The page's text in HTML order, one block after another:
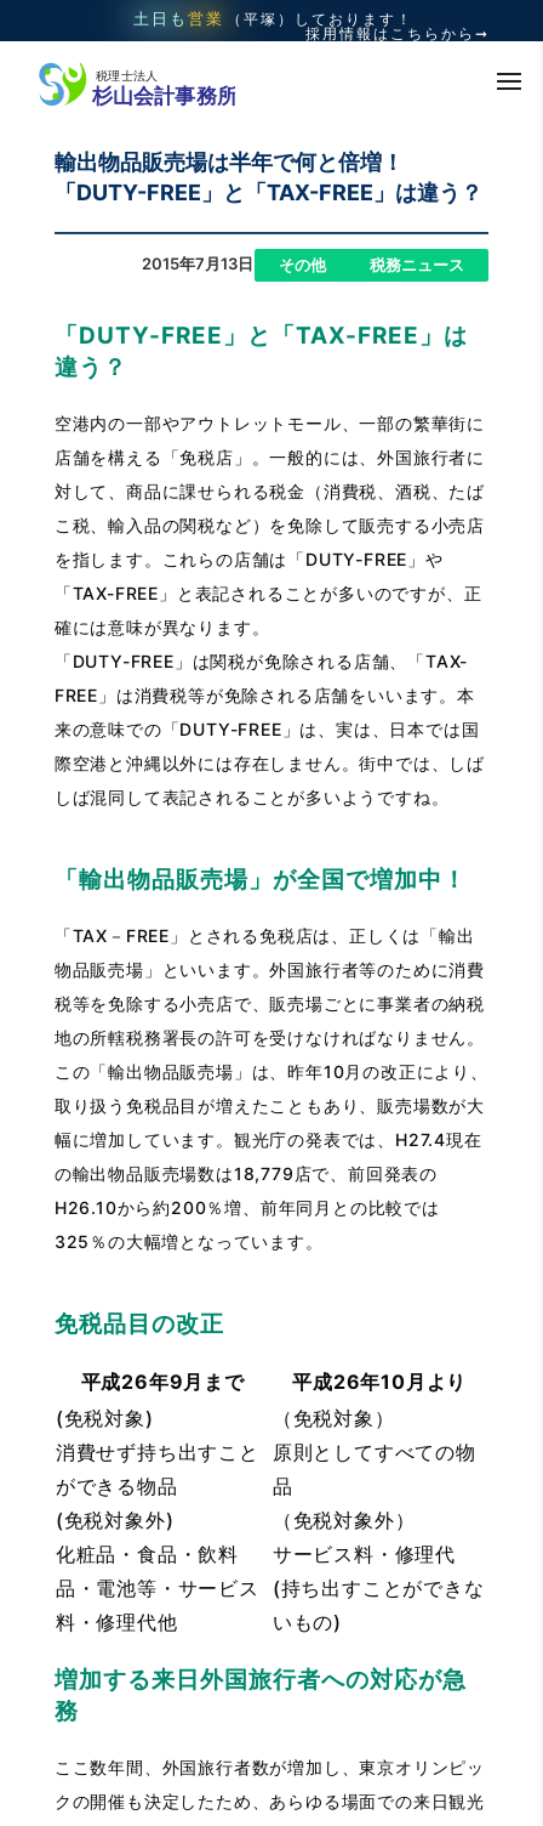
土日も 営業 （平塚）
しております！
採用情報はこちらから➞
輸出物品販売場は半年で何と倍増！
「DUTY-FREE」と「TAX-FREE」は違う？
2015年7月13日 その他 税務ニュース
「DUTY-FREE」と「TAX-FREE」は
違う？
空港内の一部やアウトレットモール、一部の繁華街に
店舗を構える「免税店」。一般的には、外国旅行者に
対して、商品に課せられる税金（消費税、酒税、たば
こ税、輸入品の関税など）を免除して販売する小売店
を指します。これらの店舗は「DUTY-FREE」や
「TAX-FREE」と表記されることが多いのですが、正
確には意味が異なります。
「DUTY-FREE」は関税が免除される店舗、「TAX-
FREE」は消費税等が免除される店舗をいいます。本
来の意味での「DUTY-FREE」は、実は、日本では国
際空港と沖縄以外には存在しません。街中では、しば
しば混同して表記されることが多いようですね。
「輸出物品販売場」が全国で増加中！
「TAX－FREE」とされる免税店は、正しくは「輸出
物品販売場」といいます。外国旅行者等のために消費
税等を免除する小売店で、販売場ごとに事業者の納税
地の所轄税務署長の許可を受けなければなりません。
この「輸出物品販売場」は、昨年10月の改正により、
取り扱う免税品目が増えたこともあり、販売場数が大
幅に増加しています。観光庁の発表では、H27.4現在
の輸出物品販売場数は18,779店で、前回発表の
H26.10から約200％増、前年同月との比較では
325％の大幅増となっています。
免税品目の改正
平成26年9月まで
平成26年10月より
(免税対象)
消費せず持ち出すこと
ができる物品
(免税対象外)
化粧品・食品・飲料
品・電池等・サービス
料・修理代他
（免税対象）
原則としてすべての物
品
（免税対象外）
サービス料・修理代
(持ち出すことができな
いもの)
増加する来日外国旅行者への対応が急
務
ここ数年間、外国旅行者数が増加し、東京オリンピッ
クの開催も決定したため、あらゆる場面での来日観光